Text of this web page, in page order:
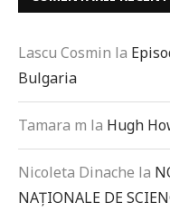
Lascu Cosmin la
Bulgaria
Tamara m la Hugh
Nicoleta Dinache la
NAȚIONALE DE